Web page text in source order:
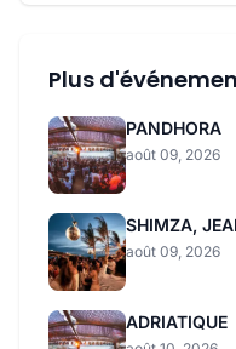
Plus
PANDHORA
août 09, 2026
SHIMZA,
août 09, 2026
ADRIATIQUE